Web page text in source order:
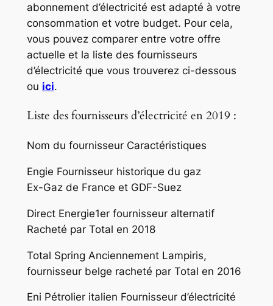
abonnement d’électricité est adapté à votre
consommation et votre budget. Pour cela,
vous pouvez comparer entre votre offre
actuelle et la liste des fournisseurs
d’électricité que vous trouverez ci-dessous
ou ici.
Liste des fournisseurs d’électricité en 2019 :
Nom du fournisseur Caractéristiques
Engie Fournisseur historique du gaz
Ex-Gaz de France et GDF-Suez
Direct Energie1er fournisseur alternatif
Racheté par Total en 2018
Total Spring Anciennement Lampiris,
fournisseur belge racheté par Total en 2016
Eni Pétrolier italien Fournisseur d’électricité